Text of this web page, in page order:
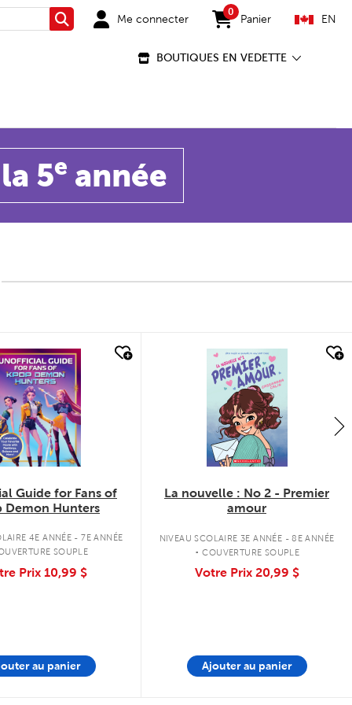
RechercherMe connecter
0
items in cart
Panier EN
BOUTIQUES EN VEDETTE
5e année
look
Guide for Fans of
Demon Hunters
4E ANNÉE - 7E ANNÉE
SOUPLE
Prix 10,99 $
au panier
quick look
La nouvelle : No 2 - Premier
amour
NIVEAU SCOLAIRE 3E ANNÉE - 8E ANNÉE
. COUVERTURE SOUPLE
Votre Prix 20,99 $
Ajouter au panier